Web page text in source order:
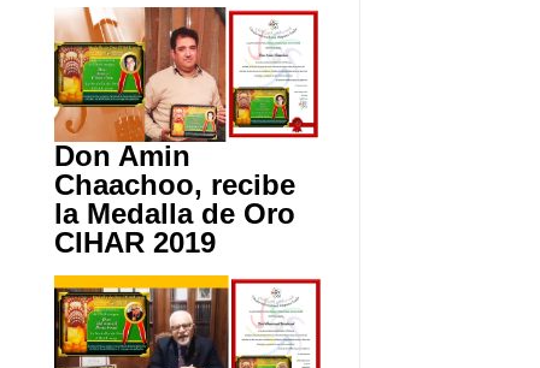
Don Amin
Chaachoo, recibe
la Medalla de Oro
CIHAR 2019